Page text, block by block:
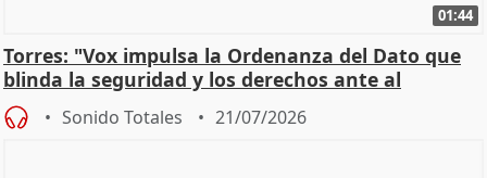
01:44
Torres: "Vox impulsa la Ordenanza del Dato que
blinda la seguridad y los derechos ante al
control"
Sonido Totales 21/07/2026